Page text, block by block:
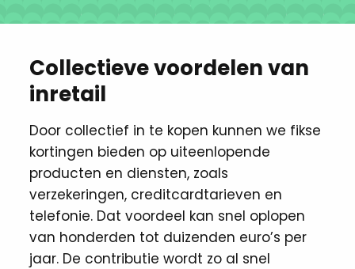
Collectieve voordelen van
inretail
Door collectief in te kopen kunnen we fikse
kortingen ​bieden op uiteenlopende
producten en diensten, zoals
verzekeringen, creditcardtarieven en
telefonie. Dat voordeel kan snel oplopen
van honderden tot duizenden euro’s per
jaar. De contributie wordt zo al snel